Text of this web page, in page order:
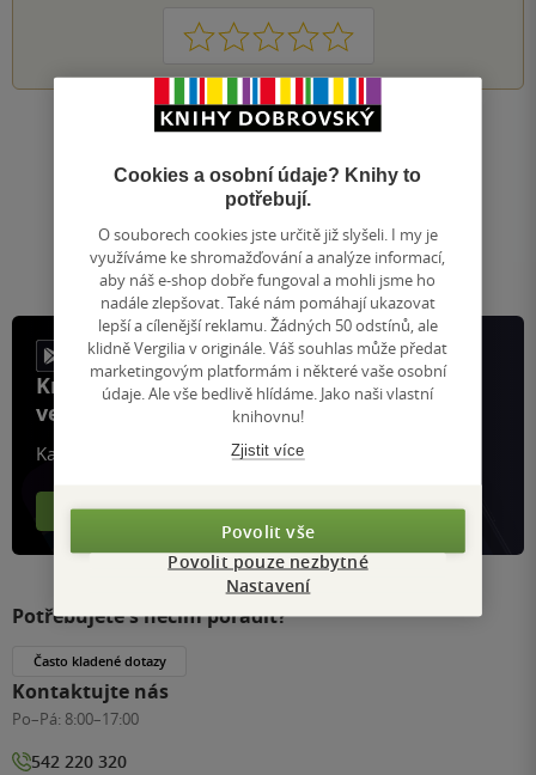
1 2 3 4 5
Zobrazeno 20 z 20
1
Přejít
na
stránku
/ 1
Knihy, recenze a klubové výhody
ve vaší kapse a naší appce KDčko
Každý měsíc společně přečteme tisíce knih
Více o aplikaci Více o klubu
Potřebujete s něčím poradit?
Často kladené dotazy
Kontaktujte nás
Po–Pá: 8:00–17:00
542 220 320
Cookies a osobní údaje? Knihy to
potřebují.
O souborech cookies jste určitě již slyšeli. I my je
využíváme ke shromažďování a analýze informací,
aby náš e-shop dobře fungoval a mohli jsme ho
nadále zlepšovat. Také nám pomáhají ukazovat
lepší a cílenější reklamu. Žádných 50 odstínů, ale
klidně Vergilia v originále. Váš souhlas může předat
marketingovým platformám i některé vaše osobní
údaje. Ale vše bedlivě hlídáme. Jako naši vlastní
knihovnu!
Zjistit více
Povolit vše
Povolit pouze nezbytné
Nastavení